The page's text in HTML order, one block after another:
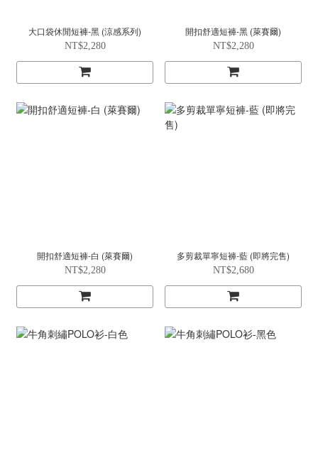
大口袋休閒短褲-黑 (涼感系列)
NT$2,280
開扣舒適短褲-黑 (萊賽爾)
NT$2,280
開扣舒適短褲-白 (萊賽爾)
NT$2,280
多剪裁單寧短褲-藍 (即將完售)
NT$2,680